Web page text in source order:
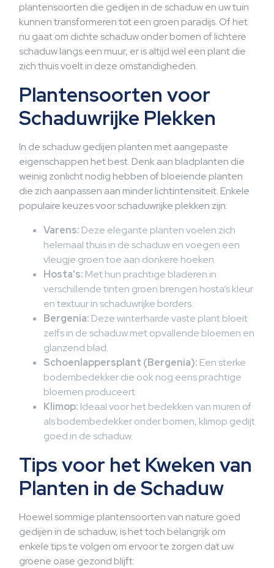
plantensoorten die gedijen in de schaduw en uw tuin
kunnen transformeren tot een groen paradijs. Of het
nu gaat om dichte schaduw onder bomen of lichtere
schaduw langs een muur, er is altijd wel een plant die
zich thuis voelt in deze omstandigheden.
Plantensoorten voor
Schaduwrijke Plekken
In de schaduw gedijen planten met aangepaste
eigenschappen het best. Denk aan bladplanten die
weinig zonlicht nodig hebben of bloeiende planten
die zich aanpassen aan minder lichtintensiteit. Enkele
populaire keuzes voor schaduwrijke plekken zijn:
Varens: Deze elegante planten voelen zich
helemaal thuis in de schaduw en voegen een
vleugje groen toe aan donkere hoeken.
Hosta’s: Met hun prachtige bladeren in
verschillende tinten groen brengen hosta’s kleur
en textuur in schaduwrijke borders.
Bergenia: Deze winterharde vaste plant bloeit
zelfs in de schaduw met opvallende bloemen en
glanzend blad.
Schoenlappersplant (Bergenia): Een sterke
bodembedekker die ook nog eens prachtige
bloemen produceert.
Klimop: Ideaal voor het bedekken van muren of
als bodembedekker onder bomen, klimop gedijt
goed in de schaduw.
Tips voor het Kweken van
Planten in de Schaduw
Hoewel sommige plantensoorten van nature goed
gedijen in de schaduw, is het toch belangrijk om
enkele tips te volgen om ervoor te zorgen dat uw
groene oase gezond blijft: